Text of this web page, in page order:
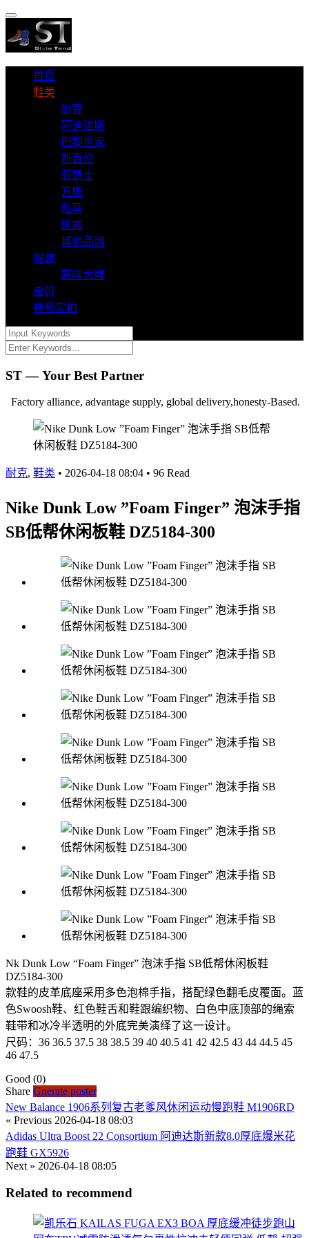
首页
鞋类
耐克
阿迪达斯
巴黎世家
新百伦
亚瑟士
万斯
彪马
匡威
其他品牌
服装
高端大牌
皮带
视频实拍
ST — Your Best Partner
Factory alliance, advantage supply, global delivery,honesty-Based.
耐克, 鞋类 • 2026-04-18 08:04 • 96 Read
Nike Dunk Low ”Foam Finger” 泡沫手指
SB低帮休闲板鞋 DZ5184-300
Nk Dunk Low “Foam Finger” 泡沫手指 SB低帮休闲板鞋
DZ5184-300
款鞋的皮革底座采用多色泡棉手指，搭配绿色翻毛皮覆面。蓝
色Swoosh鞋、红色鞋舌和鞋跟编织物、白色中底顶部的绳索
鞋带和冰冷半透明的外底完美演绎了这一设计。
尺码：36 36.5 37.5 38 38.5 39 40 40.5 41 42 42.5 43 44 44.5 45
46 47.5
Good (0)
Share Gnerate poster
New Balance 1906系列复古老爹风休闲运动慢跑鞋 M1906RD
« Previous 2026-04-18 08:03
Adidas Ultra Boost 22 Consortium 阿迪达斯新款8.0厚底爆米花
跑鞋 GX5926
Next » 2026-04-18 08:05
Related to recommend